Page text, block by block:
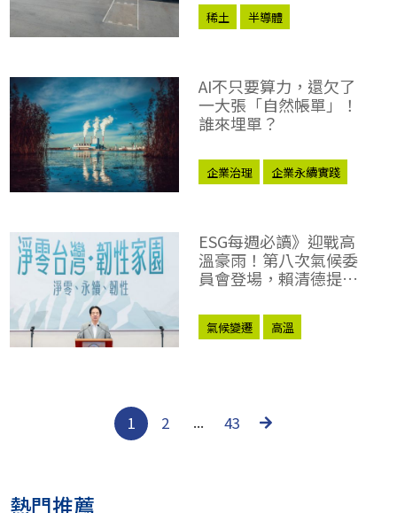
稀土 半導體
AI不只要算力，還欠了
一大張「自然帳單」！
誰來埋單？
企業治理
企業永續實踐
ESG每週必讀》迎戰高
溫豪雨！第八次氣候委
員會登場，賴清德提氣
氣候變遷 高溫
1 2 ... 43
熱門推薦